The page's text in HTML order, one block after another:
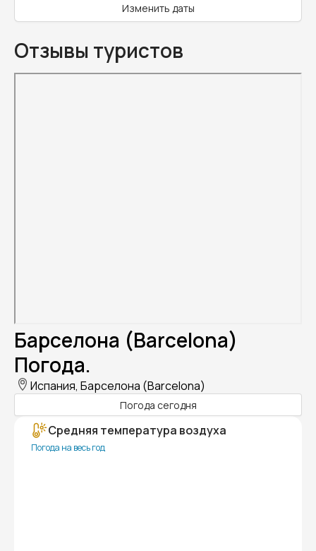
Изменить даты
Отзывы туристов
Барселона (Barcelona)
Погода.
Испания, Барселона (Barcelona)
Погода сегодня
Средняя температура воздуха
Погода на весь год